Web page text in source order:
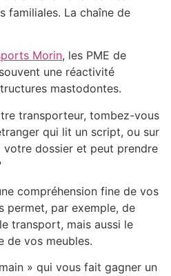
familiales. La chaîne de
Morin, les PME de
une réactivité
mastodontes.
transporteur, tombez-vous
qui lit un script, ou sur
votre dossier et peut prendre
compréhension fine de vos
permet, par exemple, de
transport, mais aussi le
de vos meubles.
» qui vous fait gagner un